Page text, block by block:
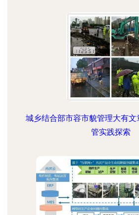
城乡结合部市容市貌管理大有
管实践探索